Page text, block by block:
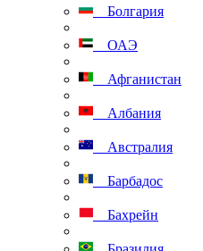
Болгария
ОАЭ
Афганистан
Албания
Австралия
Барбадос
Бахрейн